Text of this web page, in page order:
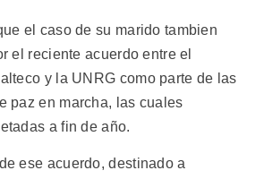
el caso de su marido tambien
el reciente acuerdo entre el
y la UNRG como parte de las
paz en marcha, las cuales
a fin de año.
ese acuerdo, destinado a